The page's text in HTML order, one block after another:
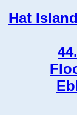
Hat